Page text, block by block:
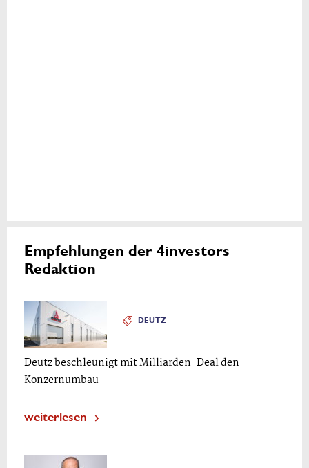
Empfehlungen der 4investors
Redaktion
DEUTZ
Deutz beschleunigt mit Milliarden-Deal den
Konzernumbau
weiterlesen